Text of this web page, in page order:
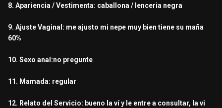
8. Apariencia / Vestimenta: caballona / lenceria negra
9. Ajuste Vaginal: me ajusto mi nepe muy bien tiene su maña
60%
10. Sexo anal:no pregunte
11. Mamada: regular
12. Relato del Servicio: bueno la ví y le entre a consultar, la vi